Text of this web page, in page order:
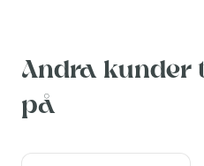
Andra kunder
på